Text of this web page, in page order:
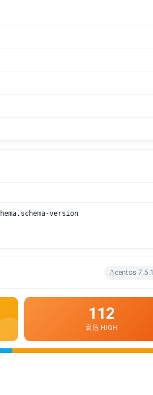
version
centos
112
高危 HIGH